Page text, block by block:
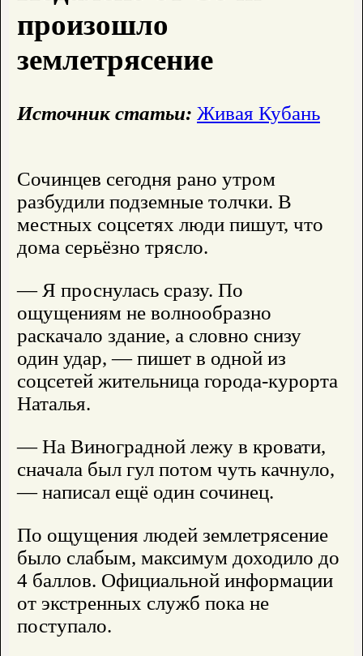
произошло
землетрясение
Источник статьи: Живая Кубань
Сочинцев сегодня рано утром
разбудили подземные толчки. В
местных соцсетях люди пишут, что
дома серьёзно трясло.
— Я проснулась сразу. По
ощущениям не волнообразно
раскачало здание, а словно снизу
один удар, — пишет в одной из
соцсетей жительница города-курорта
Наталья.
— На Виноградной лежу в кровати,
сначала был гул потом чуть качнуло,
— написал ещё один сочинец.
По ощущения людей землетрясение
было слабым, максимум доходило до
4 баллов. Официальной информации
от экстренных служб пока не
поступало.